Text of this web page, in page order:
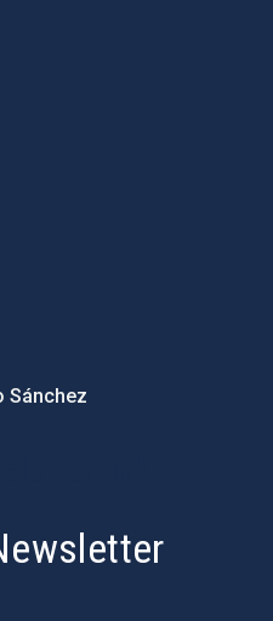
Sánchez